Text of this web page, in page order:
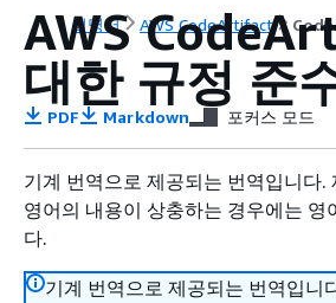
설명서 AWS CodeArtifact
AWS
대한 규정 준
PDF Markdown 포커스 모드
기계 번역으로 제공되는 번역입니다.
영어의 내용이 상충하는 경우에는 영
다.
기계 번역으로 제공되는 번역입니